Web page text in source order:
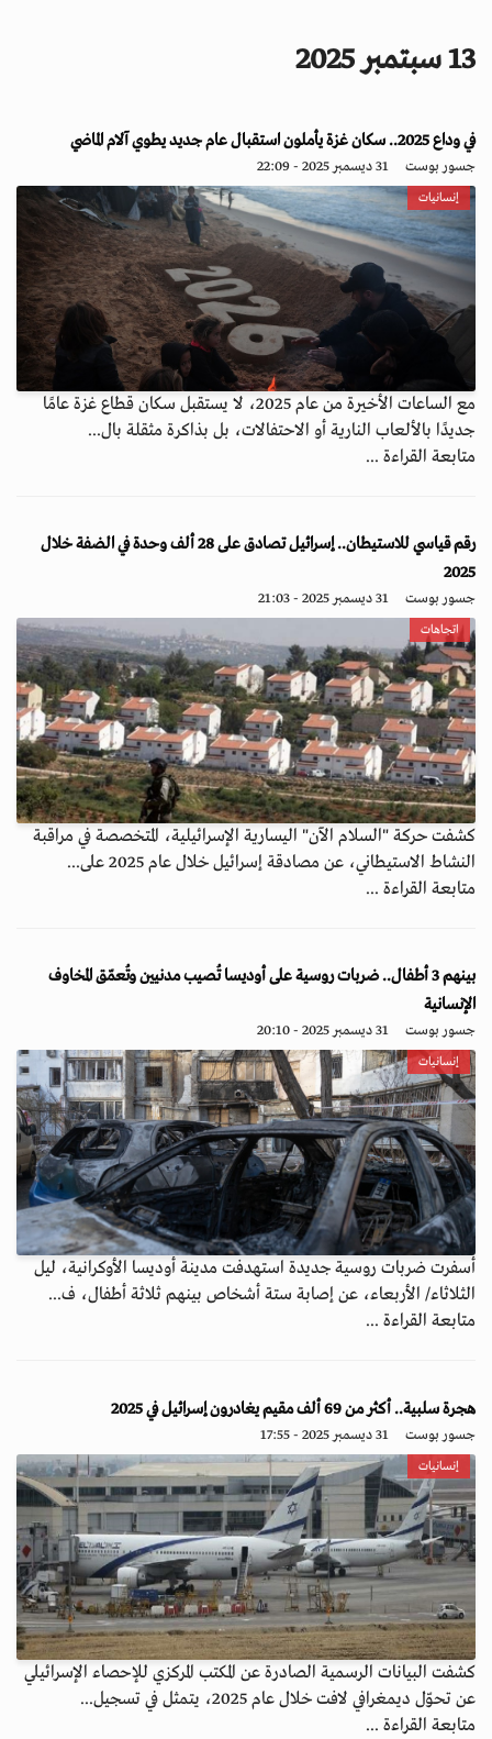
a
o
n
13 سبتمبر 2025
في وداع 2025.. سكان غزة يأملون استقبال عام جديد يطوي آلام الماضي
جسور بوست 31 ديسمبر 2025 - 22:09
إنسانيات
مع الساعات الأخيرة من عام 2025، لا يستقبل سكان قطاع غزة عامًا
جديدًا بالألعاب النارية أو الاحتفالات، بل بذاكرة مثقلة بال...
متابعة القراءة ...
رقم قياسي للاستيطان.. إسرائيل تصادق على 28 ألف وحدة في الضفة خلال
2025
جسور بوست 31 ديسمبر 2025 - 21:03
اتجاهات
كشفت حركة "السلام الآن" اليسارية الإسرائيلية، المتخصصة في مراقبة
النشاط الاستيطاني، عن مصادقة إسرائيل خلال عام 2025 على...
متابعة القراءة ...
بينهم 3 أطفال.. ضربات روسية على أوديسا تُصيب مدنيين وتُعمّق المخاوف
الإنسانية
جسور بوست 31 ديسمبر 2025 - 20:10
إنسانيات
أسفرت ضربات روسية جديدة استهدفت مدينة أوديسا الأوكرانية، ليل
الثلاثاء/ الأربعاء، عن إصابة ستة أشخاص بينهم ثلاثة أطفال، ف...
متابعة القراءة ...
هجرة سلبية.. أكثر من 69 ألف مقيم يغادرون إسرائيل في 2025
جسور بوست 31 ديسمبر 2025 - 17:55
إنسانيات
كشفت البيانات الرسمية الصادرة عن المكتب المركزي للإحصاء الإسرائيلي
عن تحوّل ديمغرافي لافت خلال عام 2025، يتمثل في تسجيل...
متابعة القراءة ...